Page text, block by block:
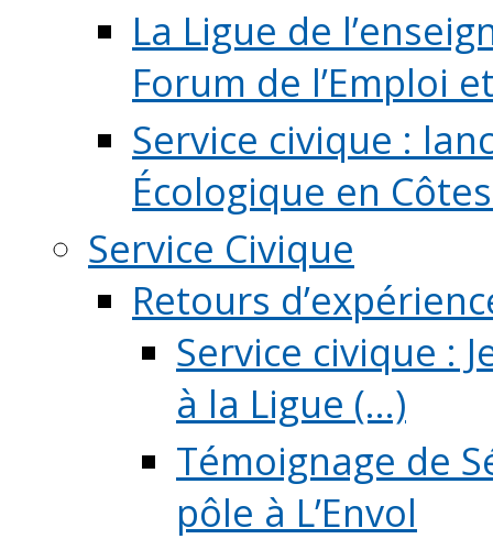
La Ligue de
Forum de l’Emploi
Service civique :
Écologique en
Service Civique
Retours
Service civique :
à la Ligue (...)
Témoignage de
pôle à L’Envol